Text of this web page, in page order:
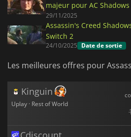
majeur pour AC Shadows
29/11/2025
Assassin's Creed
Switch 2
24/10/2025 Date de sortie
Les meilleures offres pour
Kinguin
Uplay · Rest of World